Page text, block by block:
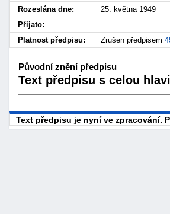
Rozeslána dne:
25. května 1949
Přijato:
Platnost předpisu:
Zrušen předpisem
Původní znění předpisu
Text předpisu s celou
Text předpisu je nyní ve zpracování.